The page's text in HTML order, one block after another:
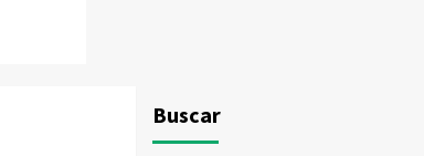
Buscar